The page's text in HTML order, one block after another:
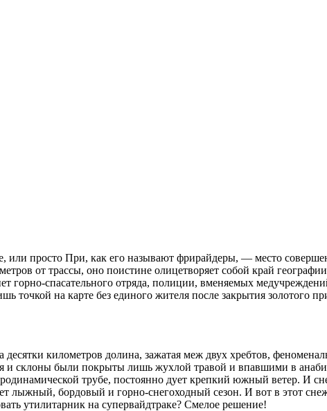
или просто При, как его называют фрирайдеры, — место
от трассы, оно поистине олицетворяет собой край
горно-спасательного отряда, полиции, вменяемых
точкой на карте без единого жителя после закрытия золотого
километров долина, зажатая меж двух хребтов,
и склоны были покрыты лишь жухлой травой и впавшими в
трубе, постоянно дует крепкий южный ветер. И
лыжный, бордовый и горно-снегоходный сезон. И вот в этот
утилитарник на супервайдтраке? Смелое решение!